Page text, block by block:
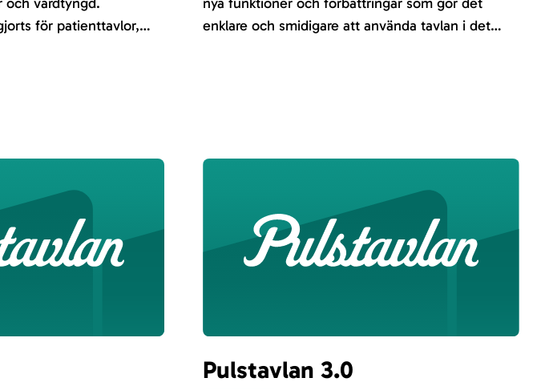
för patienttavlor,
enklare och smidigare att använda tavlan i det
Pulstavlan 3.0